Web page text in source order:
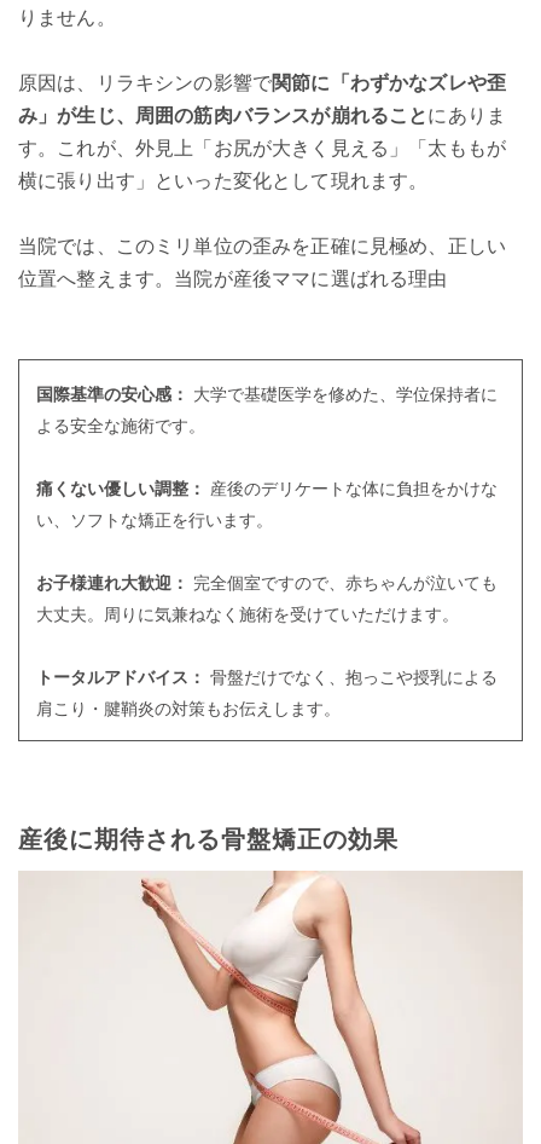
りません。
原因は、リラキシンの影響で関節に「わずかなズレや歪
み」が生じ、周囲の筋肉バランスが崩れることにありま
す。これが、外見上「お尻が大きく見える」「太ももが
横に張り出す」といった変化として現れます。
当院では、このミリ単位の歪みを正確に見極め、正しい
位置へ整えます。 当院が産後ママに選ばれる理由
国際基準の安心感： 大学で基礎医学を修めた、学位保持者に
よる安全な施術です。
痛くない優しい調整： 産後のデリケートな体に負担をかけな
い、ソフトな矯正を行います。
お子様連れ大歓迎： 完全個室ですので、赤ちゃんが泣いても
大丈夫。周りに気兼ねなく施術を受けていただけます。
トータルアドバイス： 骨盤だけでなく、抱っこや授乳による
肩こり・腱鞘炎の対策もお伝えします。
産後に期待される骨盤矯正の効果